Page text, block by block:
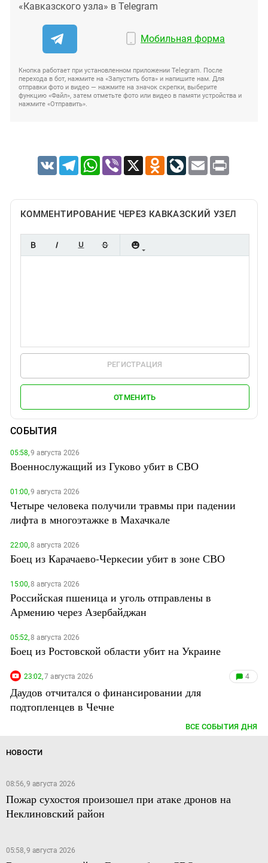
«Кавказского узла» в Telegram
Мобильная форма
Кнопка работает при установленном приложении Telegram. После
перехода в бот, нажмите на «Запустить бота» и напишите нам. Для
отправки фото и видео — нажмите на значок скрепки, выберите
функцию «Файл», затем отметьте фото или видео в памяти устройства и
нажмите «Отправить».
VK TelegramWhatsApp
Viber X Odnoklassniki
LiveJournal
Email Print
КОММЕНТИРОВАНИЕ ЧЕРЕЗ КАВКАЗСКИЙ УЗЕЛ
РЕГИСТРАЦИЯ
ОТМЕНИТЬ
СОБЫТИЯ
05:58,9 августа 2026
Военнослужащий из Гуково убит в СВО
01:00,9 августа 2026
Четыре человека получили травмы при падении
лифта в многоэтажке в Махачкале
22:00,8 августа 2026
Боец из Карачаево-Черкесии убит в зоне СВО
15:00,8 августа 2026
Российская пшеница и уголь отправлены в
Армению через Азербайджан
05:52,8 августа 2026
Боец из Ростовской области убит на Украине
23:02,7 августа 2026 4
Даудов отчитался о финансировании для
подтопленцев в Чечне
ВСЕ СОБЫТИЯ ДНЯ
НОВОСТИ
08:56, 9 августа 2026
Пожар сухостоя произошел при атаке дронов на
Неклиновский район
05:58, 9 августа 2026